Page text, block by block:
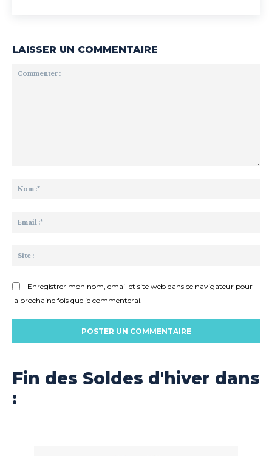
LAISSER UN COMMENTAIRE
Enregistrer mon nom, email et site web dans ce navigateur pour
la prochaine fois que je commenterai.
Fin des Soldes d'hiver dans
: